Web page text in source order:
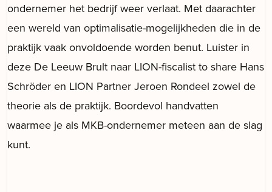
ondernemer het bedrijf weer verlaat. Met daarachter
een wereld van optimalisatie-mogelijkheden die in de
praktijk vaak onvoldoende worden benut. Luister in
deze De Leeuw Brult naar LION-fiscalist to share Hans
Schröder en LION Partner Jeroen Rondeel zowel de
theorie als de praktijk. Boordevol handvatten
waarmee je als MKB-ondernemer meteen aan de slag
kunt.